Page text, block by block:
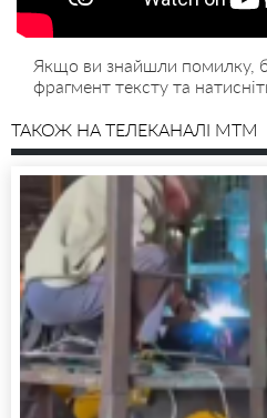
Якщо ви знайшли помилку,
фрагмент тексту та
ТАКОЖ НА ТЕЛЕКАНАЛІ MTM